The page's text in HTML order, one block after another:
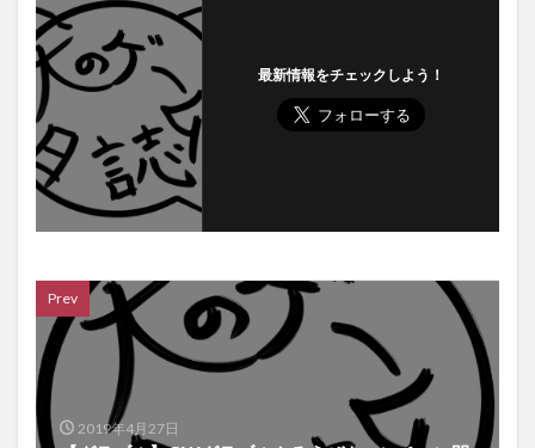
最新情報をチェックしよう！
Prev
2019年4月27日